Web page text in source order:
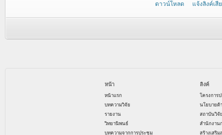
ดาวน์โหลด แจ้งลิงค์เสีย
หน้า
หน้าแรก
บทความวิจัย
รายงาน
วิทยานิพนธ์
บทความจากการประชุม
ลิงค์
โครงการ
นโยบายด้
สถาบันวิจั
สำนักงาน
สร้างเสริ